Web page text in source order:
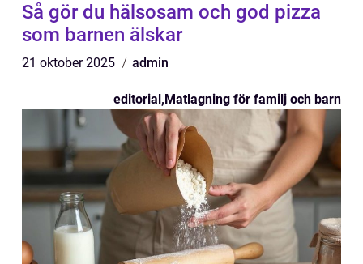
Så gör du hälsosam och god pizza
som barnen älskar
21 oktober 2025 admin
editorial,Matlagning för familj och barn